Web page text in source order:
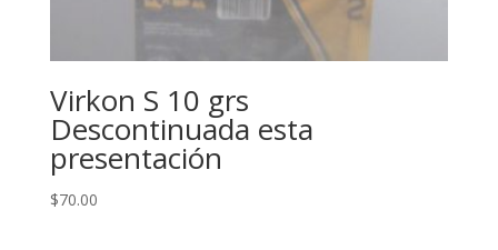
Virkon S 10 grs
Descontinuada esta
presentación
$70.00